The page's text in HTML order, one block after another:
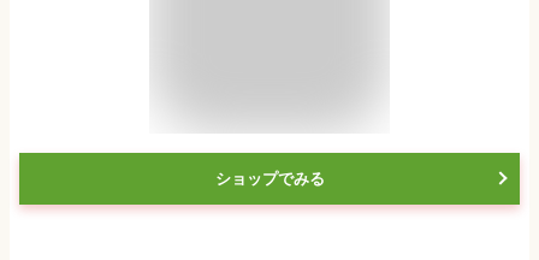
ショップでみる